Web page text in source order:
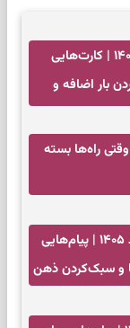
فال تاروت امروز شنبه ۱۷ مرداد ۱۴۰۵ | کارت‌هایی
بار اضافه و
راه‌ها بسته
فال فرشتگان امروز شنبه ۱۷ مرداد ۱۴۰۵ | پیام‌هایی
و سبک‌کردن ذهن